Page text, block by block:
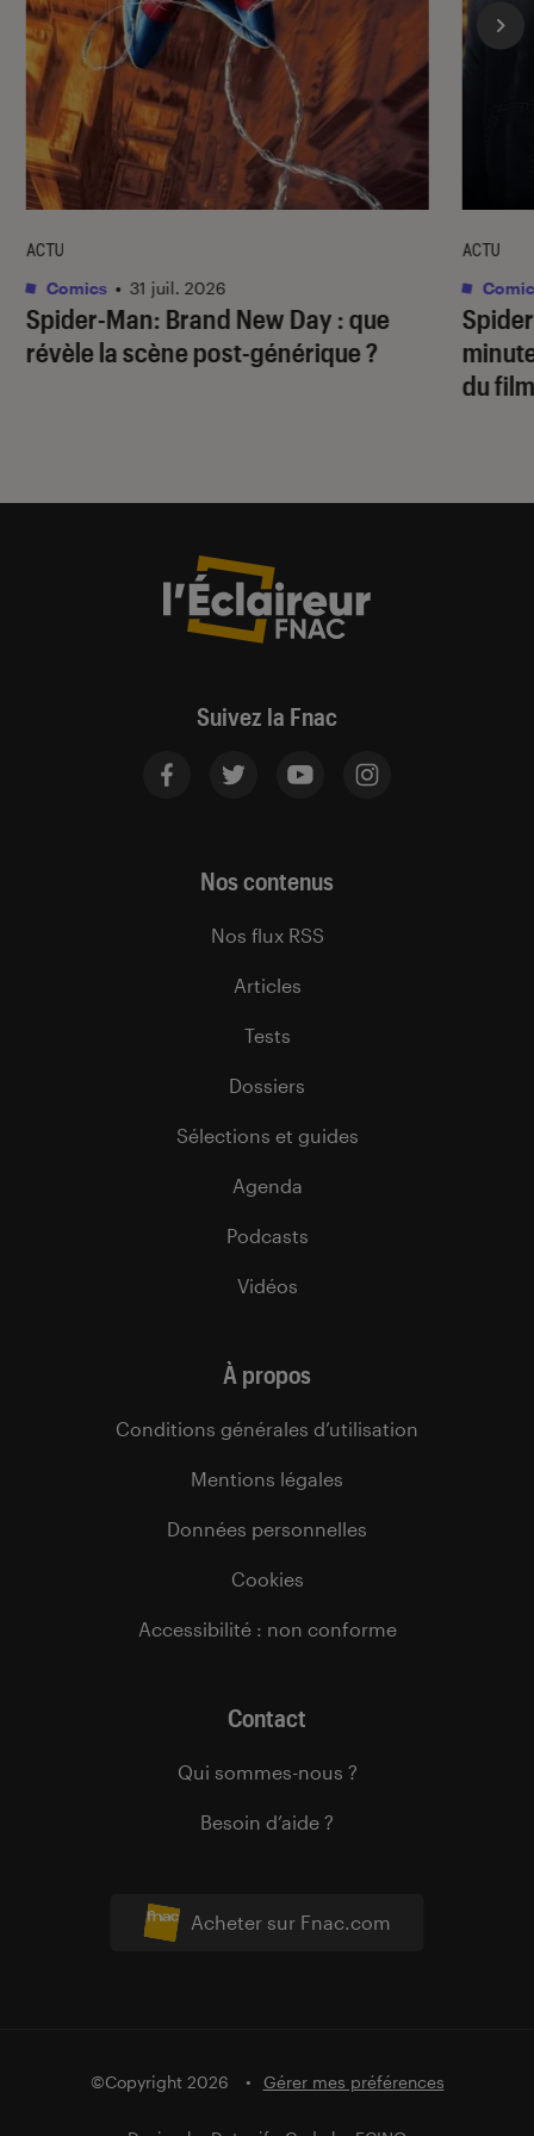
Spider-Man: Brand New Day : que
révèle la scène post-générique ?
ACTU
Comics • 31 juil. 2026
du
ACTU
Suivez la Fnac
Acheter sur Fnac.com
Nos contenus
Nos flux RSS
Articles
Tests
Dossiers
Sélections et guides
Agenda
Podcasts
Vidéos
À propos
Conditions générales d’utilisation
Mentions légales
Données personnelles
Cookies
Accessibilité : non conforme
Contact
Qui sommes-nous ?
Besoin d’aide ?
©Copyright 2026 Gérer mes préférences